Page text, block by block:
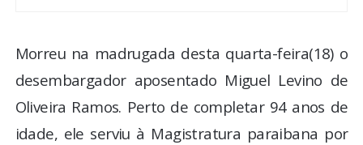
COLUNISTAS
Morreu na madrugada desta quarta-feira(18) o
desembargador aposentado Miguel Levino de
Oliveira Ramos. Perto de completar 94 anos de
idade, ele serviu à Magistratura paraibana por